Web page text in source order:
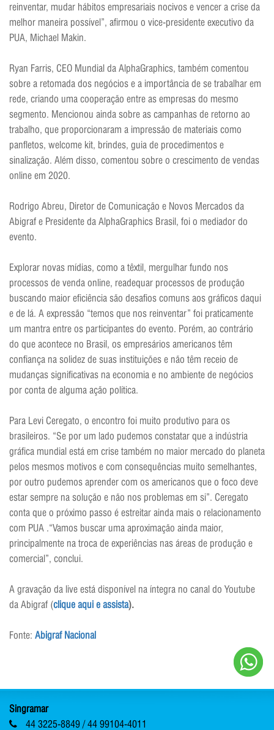
reinventar, mudar hábitos empresariais nocivos e vencer a crise da
melhor maneira possível”, afirmou o vice-presidente executivo da
PUA, Michael Makin.
Ryan Farris, CEO Mundial da AlphaGraphics, também comentou
sobre a retomada dos negócios e a importância de se trabalhar em
rede, criando uma cooperação entre as empresas do mesmo
segmento. Mencionou ainda sobre as campanhas de retorno ao
trabalho, que proporcionaram a impressão de materiais como
panfletos, welcome kit, brindes, guia de procedimentos e
sinalização. Além disso, comentou sobre o crescimento de vendas
online em 2020.
Rodrigo Abreu, Diretor de Comunicação e Novos Mercados da
Abigraf e Presidente da AlphaGraphics Brasil, foi o mediador do
evento.
Explorar novas mídias, como a têxtil, mergulhar fundo nos
processos de venda online, readequar processos de produção
buscando maior eficiência são desafios comuns aos gráficos daqui
e de lá. A expressão “temos que nos reinventar” foi praticamente
um mantra entre os participantes do evento. Porém, ao contrário
do que acontece no Brasil, os empresários americanos têm
confiança na solidez de suas instituições e não têm receio de
mudanças significativas na economia e no ambiente de negócios
por conta de alguma ação política.
Para Levi Ceregato, o encontro foi muito produtivo para os
brasileiros. “Se por um lado pudemos constatar que a indústria
gráfica mundial está em crise também no maior mercado do planeta
pelos mesmos motivos e com consequências muito semelhantes,
por outro pudemos aprender com os americanos que o foco deve
estar sempre na solução e não nos problemas em si”. Ceregato
conta que o próximo passo é estreitar ainda mais o relacionamento
com PUA .“Vamos buscar uma aproximação ainda maior,
principalmente na troca de experiências nas áreas de produção e
comercial”, conclui.
A gravação da live está disponível na íntegra no canal do Youtube
da Abigraf (clique aqui e assista).
Fonte: Abigraf Nacional
Singramar
44 3225-8849 / 44 99104-4011